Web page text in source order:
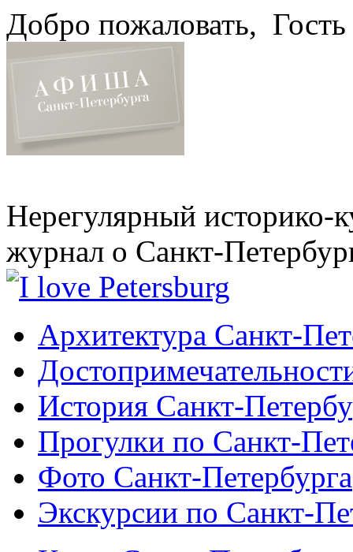
Добро пожаловать, Гость
Нерегулярный историко-
журнал о Санкт-
Архитектура Санкт-
История Санкт-
Прогулки по Санкт-
Фото Санкт-Петербурга
Экскурсии по Санкт-